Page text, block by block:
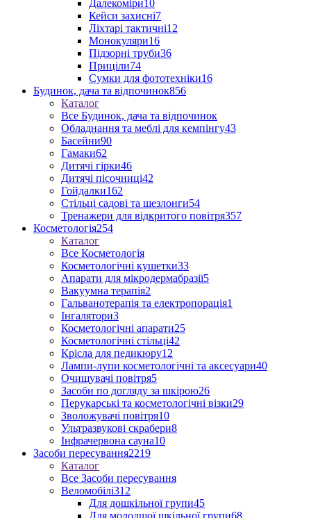
Далекоміри10
Кейси захисні7
Ліхтарі тактичні12
Монокуляри16
Підзорні труби36
Приціли74
Сумки для фототехніки16
Будинок, дача та відпочинок856
Каталог
Все Будинок, дача та відпочинок
Обладнання та меблі для кемпінгу43
Басейни90
Гамаки62
Дитячі гірки46
Дитячі пісочниці42
Гойдалки162
Стільці садові та шезлонги54
Тренажери для відкритого повітря357
Косметологія254
Каталог
Все Косметологія
Косметологічні кушетки33
Апарати для мікродермабразії5
Вакуумна терапія2
Гальванотерапія та електропорація1
Інгалятори3
Косметологічні апарати25
Косметологічні стільці42
Крісла для педикюру12
Лампи-лупи косметологічні та аксесуари40
Очищувачі повітря5
Засоби по догляду за шкірою26
Перукарські та косметологічні візки29
Зволожувачі повітря10
Ультразвукові скрабери8
Інфрачервона сауна10
Засоби пересування2219
Каталог
Все Засоби пересування
Веломобілі312
Для дошкільної групи45
Для молодшої шкільної групи68